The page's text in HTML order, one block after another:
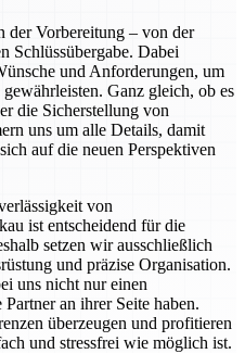
der Vorbereitung – von der
Schlüssübergabe. Dabei
und Anforderungen, um
Ganz gleich, ob es
die Sicherstellung von
uns um alle Details, damit
auf die neuen Perspektiven
von
ist entscheidend für die
setzen wir ausschließlich
und präzise Organisation.
uns nicht nur einen
an ihrer Seite haben.
überzeugen und profitieren
und stressfrei wie möglich ist.